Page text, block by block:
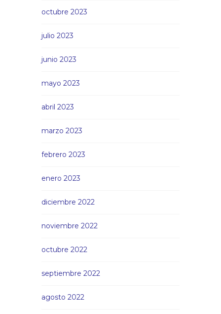
octubre 2023
julio 2023
junio 2023
mayo 2023
abril 2023
marzo 2023
febrero 2023
enero 2023
diciembre 2022
noviembre 2022
octubre 2022
septiembre 2022
agosto 2022